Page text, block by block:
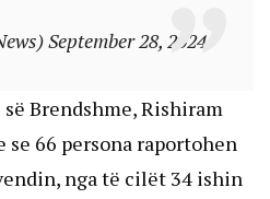
September 28, 2024
Brendshme, Rishiram
66 persona raportohen
nga të cilët 34 ishin